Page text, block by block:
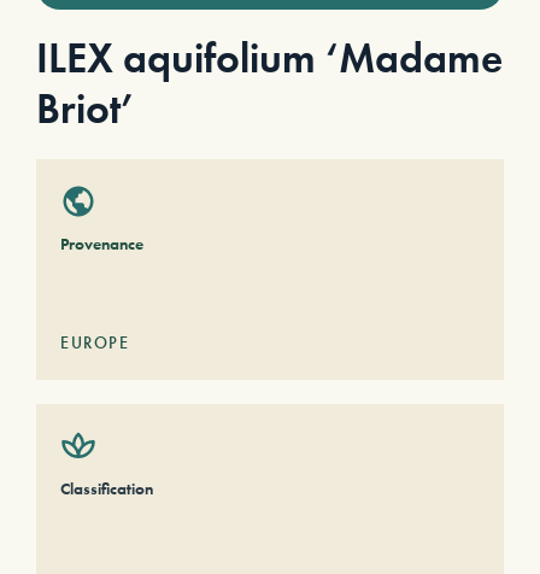
ILEX aquifolium ‘Madame
Briot’
Provenance
EUROPE
Classification